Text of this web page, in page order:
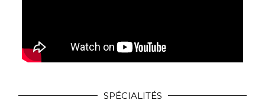
SPÉCIALITÉS